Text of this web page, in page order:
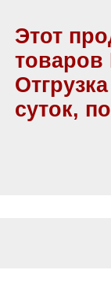
Этот
товаров
суток,